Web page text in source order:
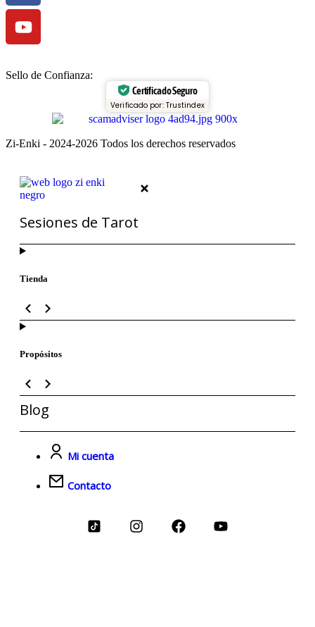
Sello de Confianza:
Certificado Seguro
Verificado por: Trustindex
Zi-Enki - 2024-2026 Todos los derechos reservados
Sesiones de Tarot
Tienda
Propósitos
Blog
Mi cuenta
Contacto